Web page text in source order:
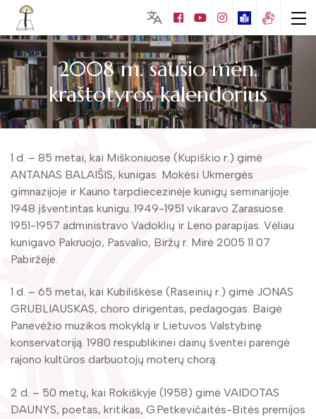
Lankytojams
Biblioteka visiems
Nemokamos paslaugos
Mokamos paslaugos
Edukacijos
Muziejų edukacijos
Duomenų bazės
Gaunami periodiniai leidiniai
Tarpbibliotekinis abonementas
Internetas
Puziniškio muziejus (Gabrielės Petkevičaitės
– Bitės gimtinė)
Juozo Tumo – Vaižganto ir knygnešių
muziejus
Mato Grigonio literatūrinis muziejus
kambarys
Vaikų literatūros skaitykla
Apie Matą Grigonį
Renginiai
Kraštotyros leidiniai
Kraštotyros kalendorius
Žymūs kraštiečiai
Literatų klubas „Polėkis“
Gabrielės Petkevičaitės-Bitės literatūrinė
Virtualios galerijos
2008 m. sausio mėn.
kraštotyros kalendorius
1 d. – 85 metai, kai Miškoniuose (Kupiškio r.) gimė
ANTANAS BALAIŠIS, kunigas. Mokėsi Ukmergės
gimnazijoje ir Kauno tarpdiecezinėje kunigų seminarijoje.
1948 įšventintas kunigu. 1949-1951 vikaravo Zarasuose.
1951-1957 administravo Vadoklių ir Leno parapijas. Vėliau
kunigavo Pakruojo, Pasvalio, Biržų r. Mirė 2005 11 07
Pabiržėje.
1 d. – 65 metai, kai Kubiliškėse (Raseinių r.) gimė JONAS
GRUBLIAUSKAS, choro dirigentas, pedagogas. Baigė
Panevėžio muzikos mokyklą ir Lietuvos Valstybinę
konservatoriją. 1980 respublikinei dainų šventei parengė
rajono kultūros darbuotojų moterų chorą.
2 d. – 50 metų, kai Rokiškyje (1958) gimė VAIDOTAS
DAUNYS, poetas, kritikas, G.Petkevičaitės-Bitės premijos